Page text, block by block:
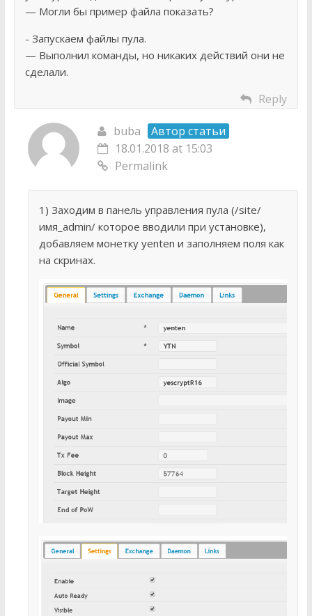
— Могли бы пример файла показать?
- Запускаем файлы пула.
— Выполнил команды, но никаких действий они не
сделали.
Reply
buba
Автор статьи
18.01.2018 at 15:03
Permalink
1) Заходим в панель управления пула (/site/
имя_admin/ которое вводили при установке),
добавляем монетку yenten и заполняем поля как
на скринах.